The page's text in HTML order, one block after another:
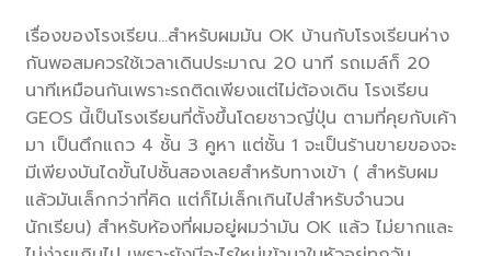
เรื่องของโรงเรียน…สำหรับผมมัน OK บ้านกับโรงเรียนห่าง
กันพอสมควรใช้เวลาเดินประมาณ 20 นาที รถเมล์ก็ 20
นาทีเหมือนกันเพราะรถติดเพียงแต่ไม่ต้องเดิน โรงเรียน
GEOS นี้เป็นโรงเรียนที่ตั้งขึ้นโดยชาวญี่ปุ่น ตามที่คุยกับเค้า
มา เป็นตึกแถว 4 ชั้น 3 คูหา แต่ชั้น 1 จะเป็นร้านขายของจะ
มีเพียงบันไดขั้นไปชั้นสองเลยสำหรับทางเข้า ( สำหรับผม
แล้วมันเล็กกว่าที่คิด แต่ก็ไม่เล็กเกินไปสำหรับจำนวน
นักเรียน) สำหรับห้องที่ผมอยู่ผมว่ามัน OK แล้ว ไม่ยากและ